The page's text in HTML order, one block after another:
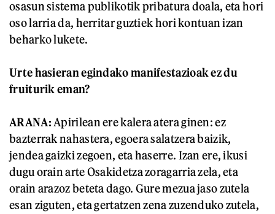
osasun sistema publikotik pribatura doala, eta hori
oso larria da, herritar guztiek hori kontuan izan
beharko lukete.
Urte hasieran egindako manifestazioak ez du
fruiturik eman?
ARANA: Apirilean ere kalera atera ginen: ez
bazterrak nahastera, egoera salatzera baizik,
jendea gaizki zegoen, eta haserre. Izan ere, ikusi
dugu orain arte Osakidetza zoragarria zela, eta
orain arazoz beteta dago. Gure mezua jaso zutela
esan ziguten, eta gertatzen zena zuzenduko zutela,